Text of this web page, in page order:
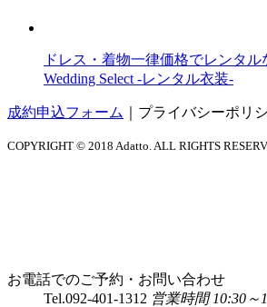
ドレス・着物一律価格でレンタル
Wedding Select -レンタル衣装-
成約申込フォーム プライバシーポリ
COPYRIGHT © 2018 Adatto. ALL RIGHTS
お電話でのご予約・お問い合わせ
Tel.092-401-1312 営業時間 10:30～